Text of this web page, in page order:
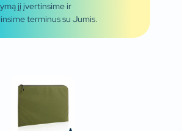
jį įvertinsime ir
terminus su Jumis.